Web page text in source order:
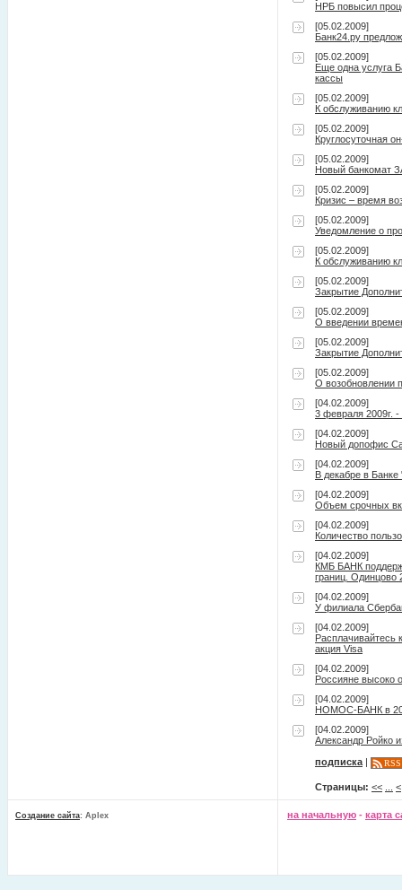
НРБ повысил
[05.02.2009]
Банк24.ру
[05.02.2009]
Еще одна услуга
кассы
[05.02.2009]
К обслуживанию
[05.02.2009]
Круглосуточная
[05.02.2009]
Новый банкомат
[05.02.2009]
Кризис – время
[05.02.2009]
Уведомление о
[05.02.2009]
К обслуживанию
[05.02.2009]
Закрытие
[05.02.2009]
О введении
[05.02.2009]
Закрытие
[05.02.2009]
О возобновлении
[04.02.2009]
3 февраля 2009г.
[04.02.2009]
Новый допофис
[04.02.2009]
В декабре в
[04.02.2009]
Объем срочных
[04.02.2009]
Количество
[04.02.2009]
КМБ БАНК
границ. Одинцово
[04.02.2009]
У филиала
[04.02.2009]
Расплачивайтесь
акция Visa
[04.02.2009]
Россияне высоко
[04.02.2009]
НОМОС-БАНК в
[04.02.2009]
Александр Ройко
подписка | RSS
Страницы: << <
Создание сайта: Aplex на начальную - карта